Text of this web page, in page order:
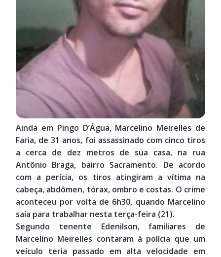
Ainda em Pingo D’Água, Marcelino Meirelles de
Faria, de 31 anos, foi assassinado com cinco tiros
a cerca de dez metros de sua casa, na rua
Antônio Braga, bairro Sacramento. De acordo
com a perícia, os tiros atingiram a vítima na
cabeça, abdômen, tórax, ombro e costas. O crime
aconteceu por volta de 6h30, quando Marcelino
saía para trabalhar nesta terça-feira (21).
Segundo tenente Edenilson, familiares de
Marcelino Meirelles contaram à polícia que um
veículo teria passado em alta velocidade em